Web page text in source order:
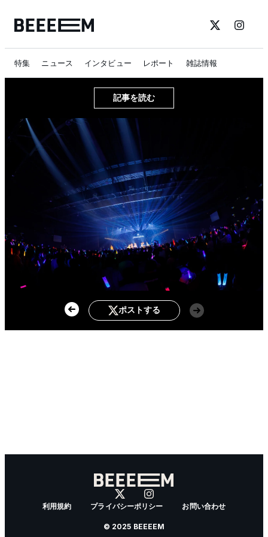
特集 ニュース インタビュー レポート 雑誌情報
記事を読む
ポストする
利用規約 プライバシーポリシー お問い合わせ
© 2025 BEEEEM